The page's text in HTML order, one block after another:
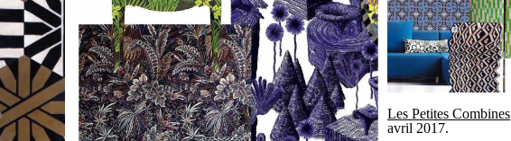
Les Petites Combines
avril 2017.